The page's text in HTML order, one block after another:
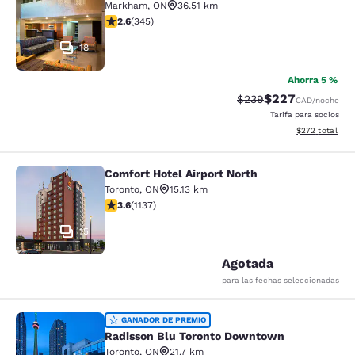
18
Markham, ON
36.51 km
Calificación de 2.56 estrellas. Razonable. 345 reseñas
2.6(345)
Ahorra 5 %
Tarifa tachada:
$239Tarifa reducida:
$227CAD/noche
Tarifa para socios
Ver detalles
$272 total
Comfort Hotel Airport North
15
Comfort Hotel Airport North
Toronto, ON
15.13 km
Calificación de 3.61 estrellas. Bueno. 1137 reseñas
3.6(1137)
Agotada
para las fechas seleccionadas
Radisson Blu Toronto Downtown
GANADOR DE PREMIO
Radisson Blu Toronto Downtown
Toronto, ON 21.7 km